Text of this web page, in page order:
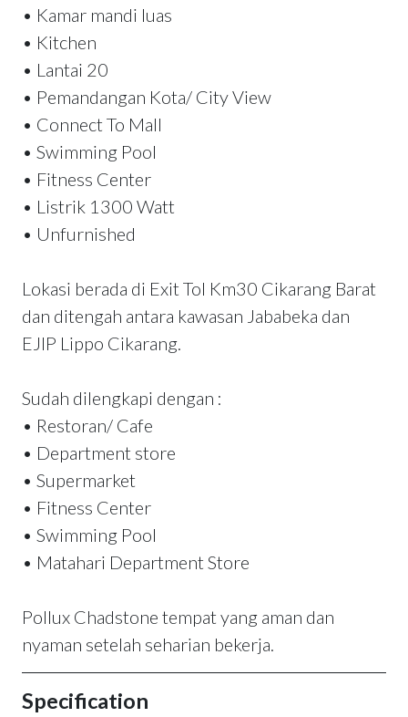
• Kamar mandi luas
• Kitchen
• Lantai 20
• Pemandangan Kota/ City View
• Connect To Mall
• Swimming Pool
• Fitness Center
• Listrik 1300 Watt
• Unfurnished
Lokasi berada di Exit Tol Km30 Cikarang Barat
dan ditengah antara kawasan Jababeka dan
EJIP Lippo Cikarang.
Sudah dilengkapi dengan :
• Restoran/ Cafe
• Department store
• Supermarket
• Fitness Center
• Swimming Pool
• Matahari Department Store
Pollux Chadstone tempat yang aman dan
nyaman setelah seharian bekerja.
Specification